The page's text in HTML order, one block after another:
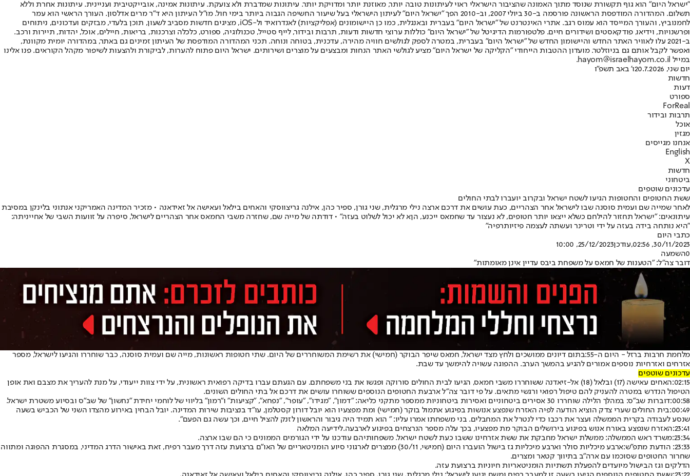
"ישראל היום" הוא גוף תקשורת שנוסד מתוך האמונה שהציבור הישראלי ראוי לעיתונות טובה יותר, מאוזנת יותר ומדויקת יותר. עיתונות שמדברת ולא צועקת. עיתונות אמינה, אובייקטיבית ועניינית. עיתונות אחרת וללא
תשלום. המהדורה המודפסת הראשונה פורסמה ב-30 ביולי 2007, וב-2010 הפך "ישראל היום" לעיתון הישראלי בעל שיעור החשיפה הגבוה ביותר בימי חול. מו"ל העיתון היא ד"ר מרים אדלסון. העורך הראשי הוא עמר
לחמנוביץ, והעורך המייסד הוא עמוס רגב. אתרי האינטרנט של "ישראל היום" בעברית ובאנגלית, כמו כן היישומונים (אפליקציות) לאנדרואיד ול-iOS, מציגים חדשות מסביב לשעון, תוכן בלעדי, מבזקים ועדכונים, ניתוחים
ופרשנויות, וידיאו, פודקאסטים ושידורים חיים. פלטפורמות הדיגיטל של "ישראל היום" כוללות ערוצי חדשות ודעות, תרבות ובידור, לייף סטייל, טכנולוגיה, ספורט, כלכלה וצרכנות, בריאות, חיילים, אוכל, יהדות, תיירות ורכב.
ב-2021 עלו לאוויר האתר החדש והיישומון החדש של "ישראל היום" בעברית, במטרה לספק לגולשים חוויה מהירה, עדכנית, בטוחה ונוחה. תכני המהדורה המודפסת של העיתון זמינים גם באתר, במהדורה יומית מקוונת,
ואפשר לקבל אותם גם בניוזלטר. מועדון ההטבות הייחודי "הקליקה של ישראל היום" מציע לגולשי האתר הנחות ומבצעים על מוצרים ושירותים. ישראל היום פתוח להערות, לביקורת ולהצעות לשיפור מקהל הקוראים. פנו אלינו
במייל hayom@israelhayom.co.il.
יום שני, 20.7.2026
ו' באב תשפ"ו
חדשות
דעות
ספורט
ForReal
תרבות ובידור
אוכל
מגזין
אנחנו מגייסים
English
X
חדשות
ביטחוני
עדכונים שוטפים
ששת החטופים והחטופות הגיעו לשטח ישראל ובקרוב יועברו לבתי החולים
לאחר שמייה שם ועמית סוסנה שבו לישראל אחר הצהריים, כעת עושים את דרכם ארצה נילי מרגלית, שני גורן, ספיר כהן, אילנה גריצווסקי והאחים בילאל ועאישה אל זאידאנה • מזכיר המדינה האמריקני אנתוני בלינקן במסיבת
עיתונאים: "ישראל תחזור להילחם כשלא ייצאו יותר חטופים, לא נעצור עד שחמאס ייכנע, הןא לא יכול לשלוט בעזה" • דודתה של מייה שם, שחזרה משבי החמאס אחר הצהריים לישראל, סיפרה על זוועות השבי של אחייניתה:
"היא נותחה בידה בעזה על ידי וטרינר ועשתה לעצמה פיזיותרפיה"
כתבי היום
30/11/2023, 02:56
,עודכן25/12/2023, 10:00
0השמעה
דובר צה"ל: "הטענות של חמאס על משפחת ביבס עדיין אינן מאומתות"
מלחמת חרבות ברזל - היום ה-55:
בתום דיונים ממושכים ולחץ מצד ישראל, חמאס שיפר הבוקר (חמישי) את רשימת המשוחררים של היום. שתי חטופות ראשונות, מייה שם ועמית סוסנה, כבר שוחררו והגיעו לישראל, מספר
אזרחים ואזרחיות נוספים אמורים להגיע בהמשך הערב. ההפוגה עשויה להימשך עד שבת.
עדכונים שוטפים
02:15:
האחים עאישה (17) ובלאל (18) אל-זיאדנה ששוחררו משבי חמאס, הגיעו לבית החולים סורוקה ופגשו את בני משפחתם. עם הגעתם עברו בדיקה רפואית ראשונית, על ידי צוות ייעודי, על מנת להעריך את מצבם ואת אופן
הטיפול הנדרש במטרה להעניק להם טיפול רפואי ורגשי מתאים. על פי דובר צה"ל ארבעת החטופים הנוספים ששוחרו עושים את דרכם אל בתי החולים השונים.
00:58: דוברות שב"ס: במהלך הלילה שוחררו 30 אסירים ביטחוניים ואסירות ביטחוניות ממספר מתקני כליאה: "דמון", "מגידו", "עופר", "נפחא", "קציעות" ו"רמון" בליווי של לוחמי יחידת "נחשון" של שב"ס ובסיוע משטרת ישראל.
00:49: בית החולים שערי צדק הוציא הודעה לפיה האזרח שנפצע אנושות בפיגוע אתמול בוקר (חמישי) ומת מפצעיו הוא יובל דורון קסטלמן, עו"ד בנציבות שירות המדינה. יובל הבחין באירוע מהצדו השני של הכביש בשעה
שנסע לעבודה בקרית הממשלה ועצר את רכבו כדי לנטרל את המחבלים. בני משפחתו אמרו עליו: " הוא תמיד היה גיבור והראשון לזנק להציל חיים, וכך עשה גם הפעם".
23:41: האזרח שנפצע באורח אנוש בפיגוע בירושלים הבוקר מת מפצעיו, בכך עלה מספר הנרצחים בפיגוע לארבעה.לידיעה המלאה
23:34: משרד ראש הממשלה: ממשלת ישראל מחבקת את ששת אזרחינו ששבו כעת לשטח ישראל. משפחותיהם עודכנו על ידי הגורמים הממונים כי הם שבו ארצה.
23:33: הודעת מתפ"ש:
ארבע מיכליות סולר וארבע מיכליות גז בישול הועברו היום (חמישי, 30/11) ממצרים לארגוני סיוע הומניטאריים של האו"ם ברצועת עזה דרך מעבר רפיח, זאת באישור הדרג המדיני, במסגרת ההפוגה ומתווה
שחרור החטופים שסוכמו עם ארה״ב בתיווך קטאר ומצרים.
הדלקים וגז הבישול מיועדים להפעלת תשתיות הומניטאריות חיוניות ברצועת עזה.